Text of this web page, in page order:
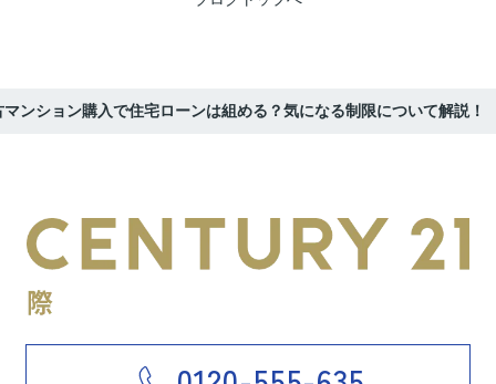
マンション購入で住宅ローンは組める？気になる制限について解説！